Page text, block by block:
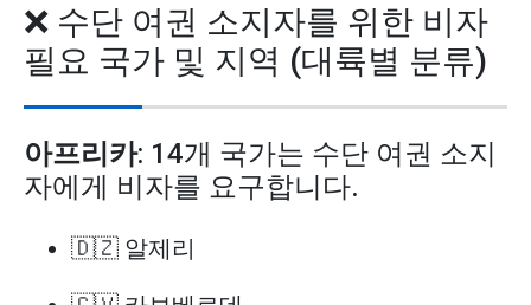
❌ 수단 여권 소지자를 위한 비자
필요 국가 및 지역 (대륙별 분류)
아프리카: 14개 국가는 수단 여권 소지
자에게 비자를 요구합니다.
🇩🇿 알제리